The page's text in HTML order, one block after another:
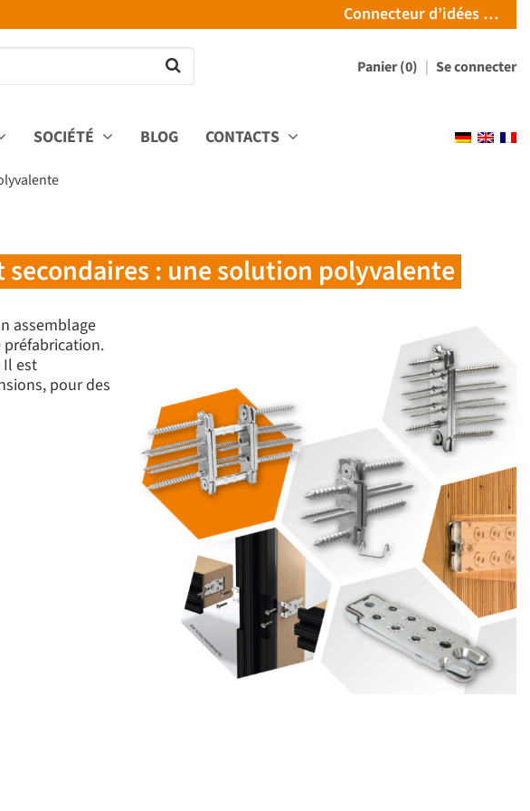
Connecteur d’idées …
Panier (0) Se connecter
SOCIÉTÉ BLOG CONTACTS
: une solution polyvalente
assemblage
préfabrication.
Il est
pour des